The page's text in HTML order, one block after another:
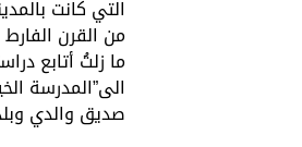
التي كانت
من القرن
ما زلتُ أتابع
الى”المدرسة
صديق والدي